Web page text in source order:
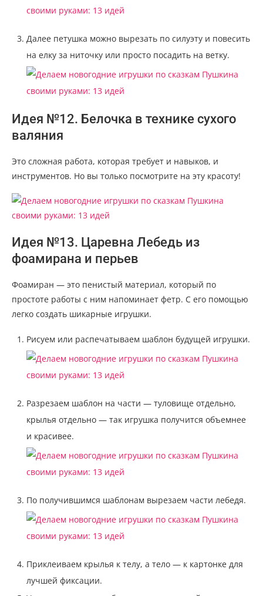
Далее петушка можно вырезать по силуэту и повесить
на елку за ниточку или просто посадить на ветку.
Идея №12. Белочка в технике сухого
валяния
Это сложная работа, которая требует и навыков, и
инструментов. Но вы только посмотрите на эту красоту!
Идея №13. Царевна Лебедь из
фоамирана и перьев
Фоамиран — это пенистый материал, который по
простоте работы с ним напоминает фетр. С его помощью
легко создать шикарные игрушки.
Рисуем или распечатываем шаблон будущей игрушки.
Разрезаем шаблон на части — туловище отдельно,
крылья отдельно — так игрушка получится объемнее
и красивее.
По получившимся шаблонам вырезаем части лебедя.
Приклеиваем крылья к телу, а тело — к картонке для
лучшей фиксации.